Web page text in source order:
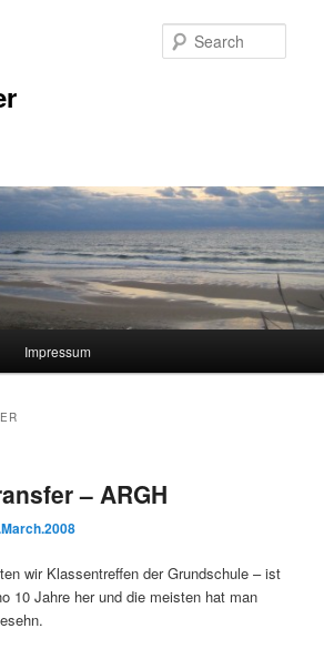
Impressum
– ARGH
wir Klassentreffen der Grundschule – ist
10 Jahre her und die meisten hat man